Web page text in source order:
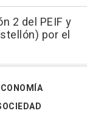
2 del PEIF y
por el